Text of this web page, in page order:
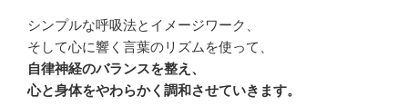
シンプルな呼吸法とイメージワーク、
そして心に響く言葉のリズムを使って、
自律神経のバランスを整え、
心と身体をやわらかく調和させていきます。